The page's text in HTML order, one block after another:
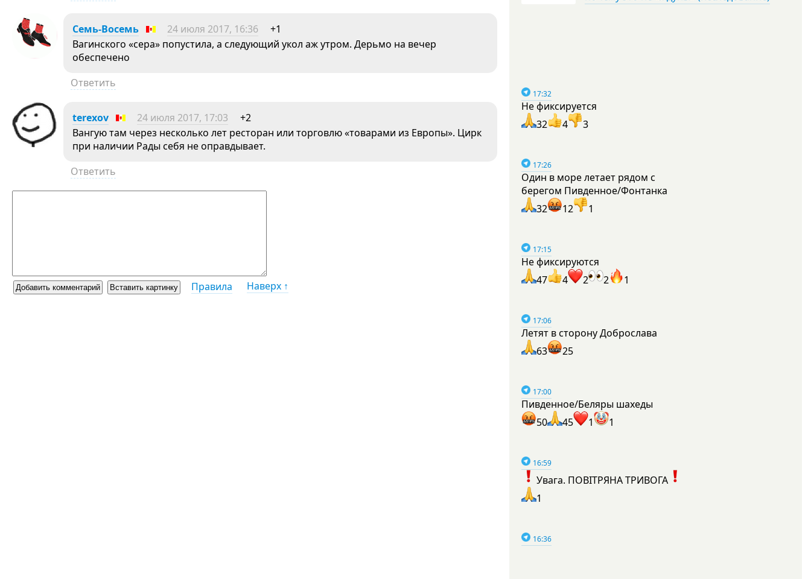
Семь-Восемь 24 июля 2017, 16:36
+1
Вагинского «сера» попустила, а следующий укол аж утром. Дерьмо на вечер
обеспечено
Ответить
terexov 24 июля 2017, 17:03
+2
Вангую там через несколько лет ресторан или торговлю «товарами из Европы». Цирк
при наличии Рады себя не оправдывает.
Ответить
Правила Наверх ↑
17:32
Не фиксируется
32
4 3
17:26
Один в море летает рядом с
берегом Пивденное/Фонтанка
32
12 1
17:15
Не фиксируются
47
4 2 2 1
17:06
Летят в сторону Доброслава
63
25
17:00
Пивденное/Беляры шахеды
50
45 1 1
16:59
Увага. ПОВІТРЯНА ТРИВОГА
1
16:36